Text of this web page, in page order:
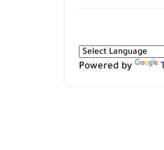
Powered by